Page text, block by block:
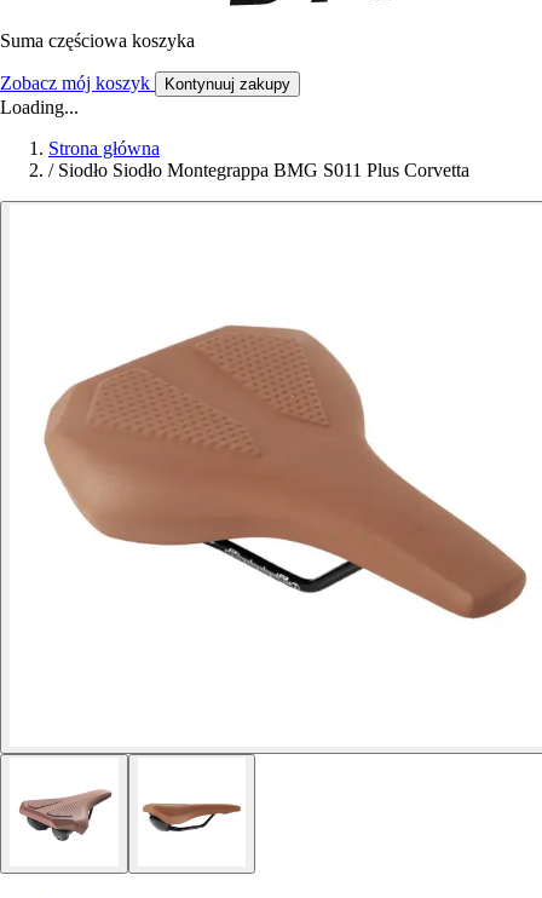
Suma częściowa koszyka
Zobacz mój koszyk Kontynuuj zakupy
Loading...
Strona główna
/ Siodło Siodło Montegrappa BMG S011 Plus Corvetta